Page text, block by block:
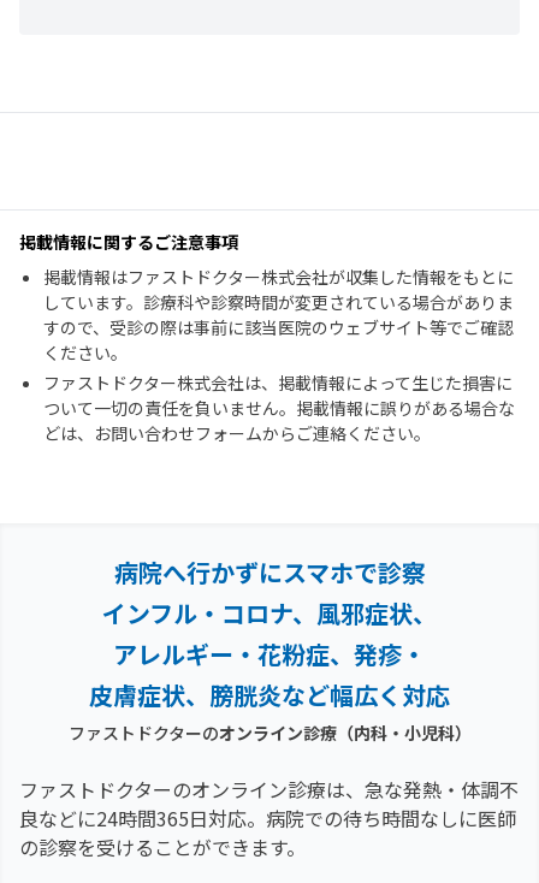
掲載情報に関するご注意事項
掲載情報はファストドクター株式会社が収集した情報をもとに
しています。診療科や診察時間が変更されている場合がありま
すので、受診の際は事前に該当医院のウェブサイト等でご確認
ください。
ファストドクター株式会社は、掲載情報によって生じた損害に
ついて一切の責任を負いません。掲載情報に誤りがある場合な
どは、お問い合わせフォームからご連絡ください。
病院へ行かずにスマホで診察
インフル・コロナ、風邪症状、
アレルギー・花粉症、 発疹・
皮膚症状、膀胱炎など幅広く対応
ファストドクターのオンライン診療（内科・小児科）
ファストドクターのオンライン診療は、急な発熱・体調不
良などに24時間365日対応。 病院での待ち時間なしに医師
の診察を受けることができます。